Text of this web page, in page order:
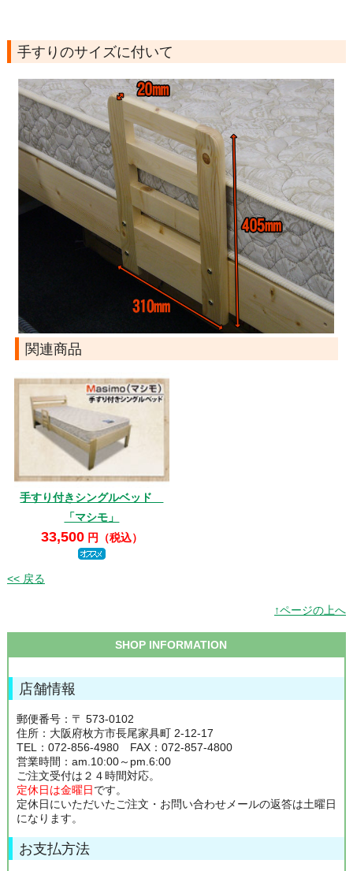
手すりのサイズに付いて
関連商品
手すり付きシングルベッド
「マシモ」
33,500円（税込）
<< 戻る
↑ページの上へ
SHOP INFORMATION
店舗情報
郵便番号：〒 573-0102
住所：大阪府枚方市長尾家具町 2-12-17
TEL：072-856-4980 FAX：072-857-4800
営業時間：am.10:00～pm.6:00
ご注文受付は２４時間対応。
定休日は金曜日です。
定休日にいただいたご注文・お問い合わせメールの返答は土曜日
になります。
お支払方法